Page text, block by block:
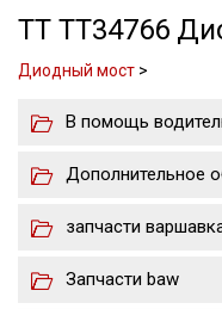
TT TT34766
Диодный мост >
В помощь
Дополнительное
запчасти
Запчасти baw